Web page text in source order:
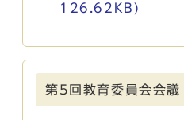
126.62KB)
第5回教育委員会会議